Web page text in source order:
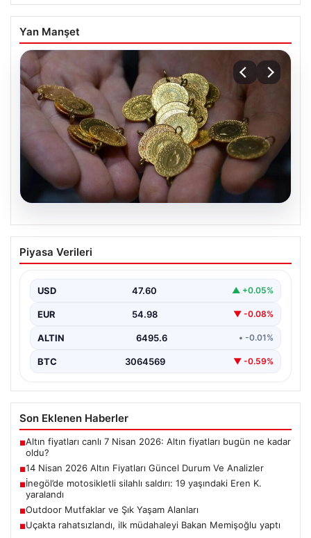
Yan Manşet
14 Nisan 2026 Altın Fiyatları Güncel
Durum Ve Analizler
çeken altın piyasası, küresel gelişmeler ve jeopolitik…
Piyasa Verileri
USD 47.60 ▲ +0.05%
EUR 54.98 ▼ -0.08%
ALTIN 6495.6 • -0.01%
BTC 3064569 ▼ -0.59%
Son Eklenen Haberler
■Altın fiyatları canlı 7 Nisan 2026: Altın fiyatları bugün ne kadar
oldu?
■14 Nisan 2026 Altın Fiyatları Güncel Durum Ve Analizler
■İnegöl’de motosikletli silahlı saldırı: 19 yaşındaki Eren K.
yaralandı
■Outdoor Mutfaklar ve Şık Yaşam Alanları
■Uçakta rahatsızlandı, ilk müdahaleyi Bakan Memişoğlu yaptı